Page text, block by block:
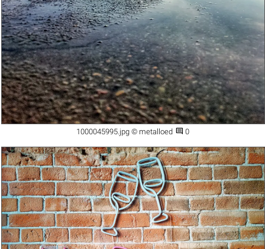
1000045995.jpg © metalloed  0